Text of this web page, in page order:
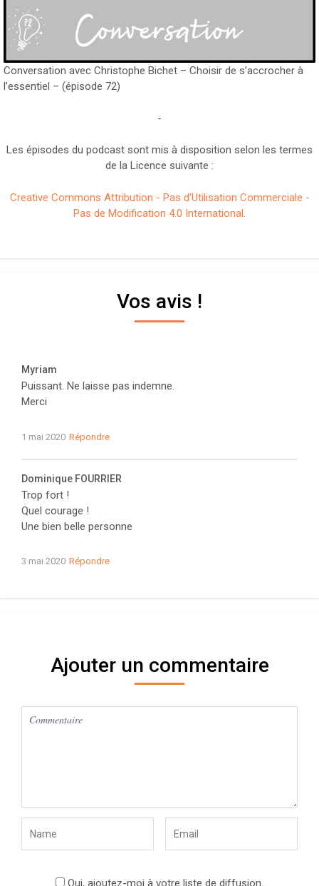
Conversation avec Christophe Bichet – Choisir de s’accrocher à
l’essentiel – (épisode 72)
-
Les épisodes du podcast sont mis à disposition selon les termes
de la Licence suivante :
Creative Commons Attribution - Pas d'Utilisation Commerciale -
Pas de Modification 4.0 International.
Vos avis !
Myriam
Puissant. Ne laisse pas indemne.
Merci
1 mai 2020 Répondre
Dominique FOURRIER
Trop fort !
Quel courage !
Une bien belle personne
3 mai 2020 Répondre
Ajouter un commentaire
Oui, ajoutez-moi à votre liste de diffusion.